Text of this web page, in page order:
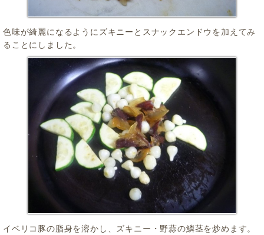
色味が綺麗になるようにズキニーとスナックエンドウを加えてみ
ることにしました。
イベリコ豚の脂身を溶かし、ズキニー・野蒜の鱗茎を炒めます。